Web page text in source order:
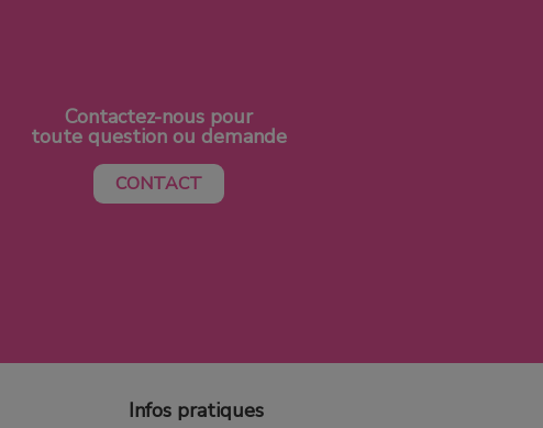
Contactez-nous pour
toute question ou demande
CONTACT
Infos pratiques